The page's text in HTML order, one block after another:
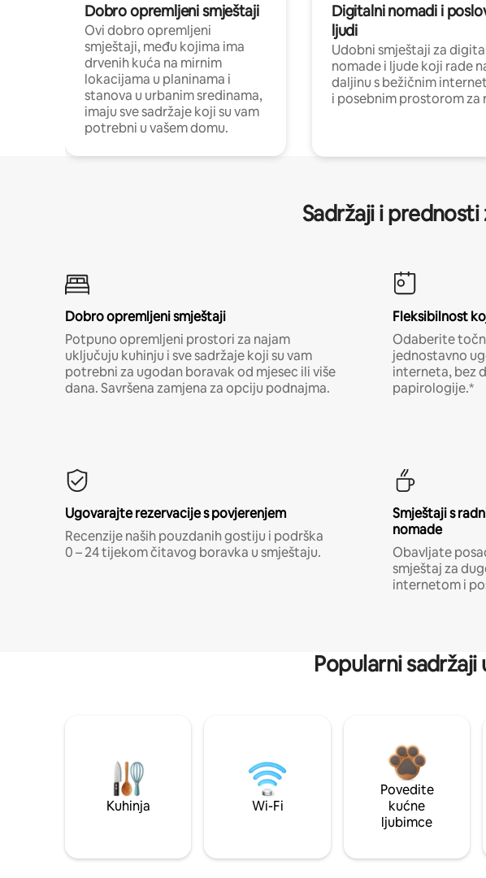
Dobro opremljeni smještaji
Ovi dobro opremljeni
smještaji, među kojima ima
drvenih kuća na mirnim
lokacijama u planinama i
stanova u urbanim sredinama,
imaju sve sadržaje koji su vam
potrebni u vašem domu.
Digitalni nomadi i
ljudi
Udobni smještaji za
nomade i ljude koji rade
daljinu s bežičnim
i posebnim prostorom za
Sadržaji i
Dobro opremljeni smještaji
Potpuno opremljeni prostori za najam
uključuju kuhinju i sve sadržaje koji su vam
potrebni za ugodan boravak od mjesec ili više
dana. Savršena zamjena za opciju podnajma.
Fleksibilnost
Odaberite
jednostavno
interneta, bez
papirologije.*
Ugovarajte rezervacije s povjerenjem
Recenzije naših pouzdanih gostiju i podrška
0 – 24 tijekom čitavog boravka u smještaju.
Smještaji s
nomade
Obavljate
smještaj za
internetom i
Popularni
Kuhinja Wi-Fi
Povedite
kućne
ljubimce